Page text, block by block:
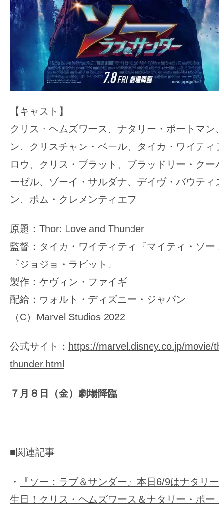
【キャスト】
クリス・ヘムズワース、ナタリー・ポートマ
ン、クリスチャン・ベール、タイカ・ワイテ
ロウ、クリス・プラット、ブラッドリー・ク
ーゼル、ゾーイ・サルダナ、デイヴ・バウテ
ン、ポム・クレメンティエフ
原題：Thor: Love and Thunder
監督：タイカ・ワイティティ『マイティ・ソ
『ジョジョ・ラビット』
製作：ケヴィン・ファイギ
配給：ウォルト・ディズニー・ジャパン
（C）Marvel Studios 2022
公式サイト： https://marvel.disney.co.jp/movie/
thunder.html
７月８日（金）劇場降臨
■関連記事
・
『ソー：ラブ＆サンダー』本日6/9はナタリ
生日！クリス・ヘムズワース＆ナタリー・ポー